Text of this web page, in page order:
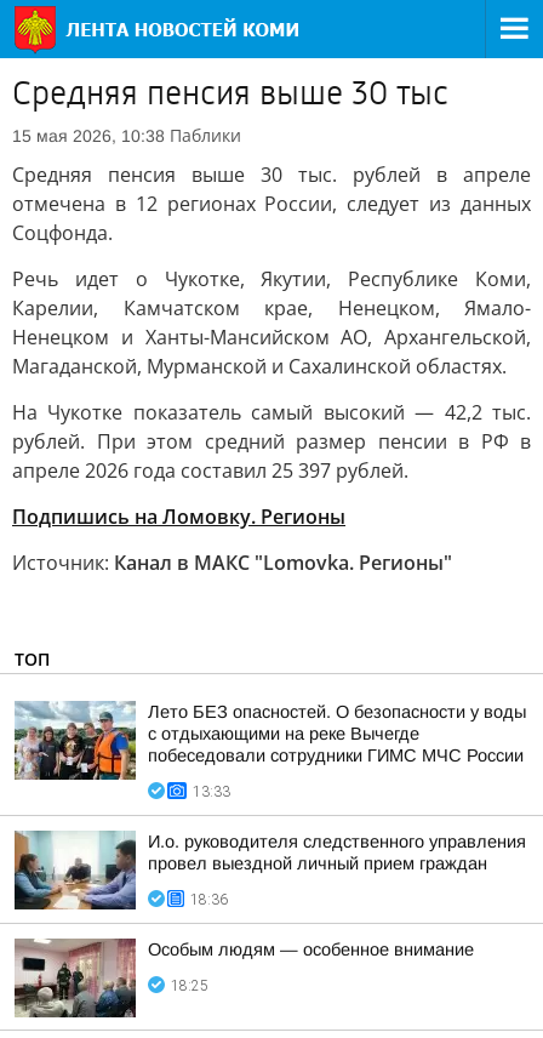
Средняя пенсия выше 30 тыс
15 мая 2026, 10:38 Паблики
Средняя пенсия выше 30 тыс. рублей в апреле
отмечена в 12 регионах России, следует из данных
Соцфонда.
Речь идет о Чукотке, Якутии, Республике Коми,
Карелии, Камчатском крае, Ненецком, Ямало-
Ненецком и Ханты-Мансийском АО, Архангельской,
Магаданской, Мурманской и Сахалинской областях.
На Чукотке показатель самый высокий — 42,2 тыс.
рублей. При этом средний размер пенсии в РФ в
апреле 2026 года составил 25 397 рублей.
Подпишись на Ломовку. Регионы
Источник: Канал в МАКС "Lomovka. Регионы"
ТОП
Лето БЕЗ опасностей. О безопасности у воды
с отдыхающими на реке Вычегде
побеседовали сотрудники ГИМС МЧС России
13:33
И.о. руководителя следственного управления
провел выездной личный прием граждан
18:36
Особым людям — особенное внимание
18:25